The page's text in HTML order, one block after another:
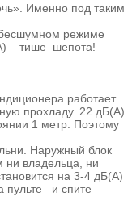
Именно под таким
режиме
– тише шепота!
работает
прохладу. 22 дБ(А)
1 метр. Поэтому
Наружный блок
ни владельца, ни
на 3-4 дБ(А)
–и спите